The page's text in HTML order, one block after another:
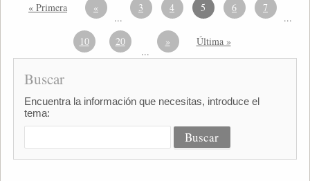
« Primera «
...
3 4 5 6 7
...
10
20
...
» Última »
Buscar
Encuentra la información que necesitas, introduce el
tema: